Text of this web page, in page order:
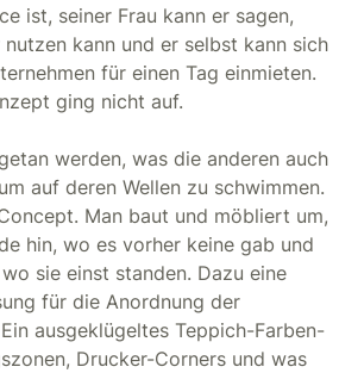
ist, seiner Frau kann er sagen,
kann und er selbst kann sich
für einen Tag einmieten.
ging nicht auf.
werden, was die anderen auch
auf deren Wellen zu schwimmen.
Man baut und möbliert um,
hin, wo es vorher keine gab und
sie einst standen. Dazu eine
für die Anordnung der
ausgeklügeltes Teppich-Farben-
Drucker-Corners und was